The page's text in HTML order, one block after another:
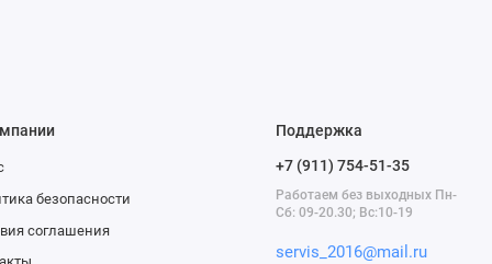
безопасности
соглашения
Поддержка
+7 (911) 754-51-35
Работаем без выходных Пн-
Сб: 09-20.30; Вс:10-19
servis_2016@mail.ru